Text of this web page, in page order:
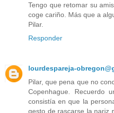
Tengo que retomar su
coge cariño. Más que a
Pilar.
Responder
lourdespareja-
Pilar, que pena que no
Copenhague. Recuerdo
consistía en que la
gesto de rascarse la nariz